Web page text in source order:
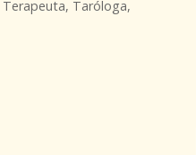
Taróloga,